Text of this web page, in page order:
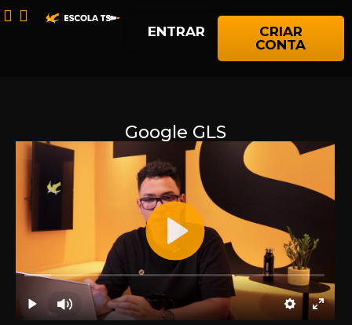
ENTRAR
CRIAR
CONTA
Google GLS